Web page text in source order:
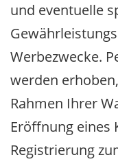
und eventuelle
Werbezwecke.
werden
Rahmen Ihrer
Eröffnung eines
Registrierung